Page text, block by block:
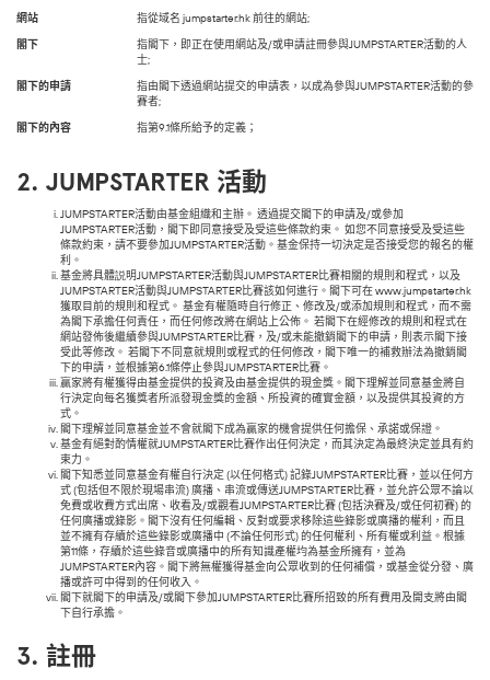
網站
指從域名 jumpstarter.hk 前往的網站;
閣下
指閣下，即正在使用網站及/或申請註冊參與JUMPSTARTER活動的人
士;
閣下的申請
指由閣下透過網站提交的申請表，以成為參與JUMPSTARTER活動的參
賽者;
閣下的內容
指第9.1條所給予的定義；
2. JUMPSTARTER 活動
JUMPSTARTER活動由基金組織和主辦。 透過提交閣下的申請及/或參加
JUMPSTARTER活動，閣下即同意接受及受這些條款約束。 如您不同意接受及受這些
條款約束，請不要參加JUMPSTARTER活動。基金保持一切決定是否接受您的報名的權
利。
基金將具體説明JUMPSTARTER活動與JUMPSTARTER比賽相關的規則和程式，以及
JUMPSTARTER活動與JUMPSTARTER比賽該如何進行。閣下可在www.jumpstarter.hk
獲取目前的規則和程式。 基金有權隨時自行修正、修改及/或添加規則和程式，而不需
為閣下承擔任何責任，而任何修改將在網站上公佈。 若閣下在經修改的規則和程式在
網站發佈後繼續參與JUMPSTARTER比賽，及/或未能撤銷閣下的申請，則表示閣下接
受此等修改。 若閣下不同意就規則或程式的任何修改，閣下唯一的補救辦法為撤銷閣
下的申請，並根據第6.1條停止參與JUMPSTARTER比賽。
贏家將有權獲得由基金提供的投資及由基金提供的現金獎。閣下理解並同意基金將自
行決定向每名獲獎者所派發現金獎的金額、所投資的確實金額，以及提供其投資的方
式。
閣下理解並同意基金並不會就閣下成為贏家的機會提供任何擔保、承諾或保證。
基金有絕對酌情權就JUMPSTARTER比賽作出任何決定，而其決定為最終決定並具有約
束力。
閣下知悉並同意基金有權自行決定 (以任何格式) 記錄JUMPSTARTER比賽，並以任何方
式 (包括但不限於現場串流) 廣播、串流或傳送JUMPSTARTER比賽，並允許公眾不論以
免費或收費方式出席、收看及/或觀看JUMPSTARTER比賽 (包括決賽及/或任何初賽) 的
任何廣播或錄影。閣下沒有任何編輯、反對或要求移除這些錄影或廣播的權利，而且
並不擁有存續於這些錄影或廣播中 (不論任何形式) 的任何權利、所有權或利益。根據
第11條，存續於這些錄音或廣播中的所有知識產權均為基金所擁有，並為
JUMPSTARTER內容。閣下將無權獲得基金向公眾收到的任何補償，或基金從分發、廣
播或許可中得到的任何收入。
閣下就閣下的申請及/或閣下參加JUMPSTARTER比賽所招致的所有費用及開支將由閣
下自行承擔。
3. 註冊